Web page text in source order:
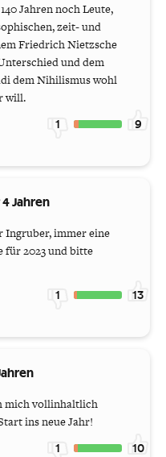
Jahren noch Leute,
zeit- und
Friedrich Nietzsche
und dem
dem Nihilismus wohl
will.
1 9
Jahren
Ingruber, immer eine
für 2023 und bitte
1 13
mich vollinhaltlich
ins neue Jahr!
1 10